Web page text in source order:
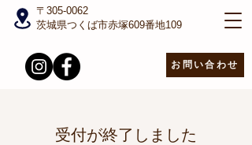
〒305-0062
茨城県つくば市赤塚609番地109
お問い合わせ
受付が終了しました